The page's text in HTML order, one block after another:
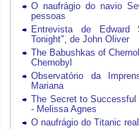
O naufrágio do navio
pessoas
Entrevista de Edward
Tonight", de John Oliver
The Babushkas of
Chernobyl
Observatório da
Mariana
The Secret to
- Melissa Agnes
O naufrágio do Titanic